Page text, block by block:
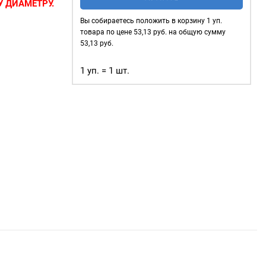
ДИАМЕТРУ.
уп.
40
цвет:
Золото
Вы собираетесь положить в корзину 1 уп.
товара по цене 53,13 руб. на общую сумму
53,13 руб.
1 уп. = 1 шт.